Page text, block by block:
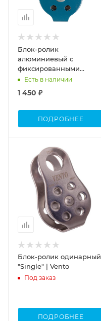
Блок-ролик
алюминиевый с
фиксированными
щечками
Есть в наличии
1 450 ₽
ПОДРОБНЕЕ
Блок-ролик одинарный
"Single" | Vento
Под заказ
ПОДРОБНЕЕ